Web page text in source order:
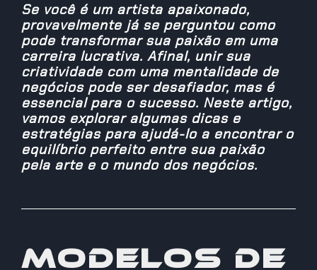
Se você é um artista apaixonado,
provavelmente já se perguntou como
pode transformar sua paixão em uma
carreira lucrativa. Afinal, unir sua
criatividade com uma mentalidade de
negócios pode ser desafiador, mas é
essencial para o sucesso. Neste artigo,
vamos explorar algumas dicas e
estratégias para ajudá-lo a encontrar o
equilíbrio perfeito entre sua paixão
pela arte e o mundo dos negócios.
Modelos de